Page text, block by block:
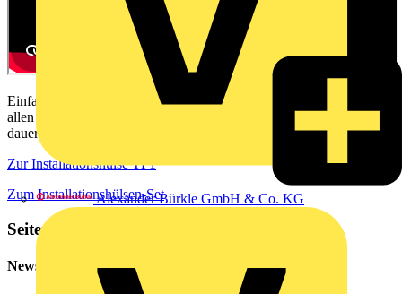
Alexander Bürkle GmbH & Co. KG
Einfach eindrehen, ohne zusätzliches Werkzeug – kompatibel mit
allen gängigen Hohlwanddosen und Dämmstoffen. Erleben Sie eine
dauerhafte, wärmebrückenfreie Installation mit sicherem Halt.
Zur Installationshülse TF1
Zum Installationshülsen-Set
Seitenleiste
Newsletter